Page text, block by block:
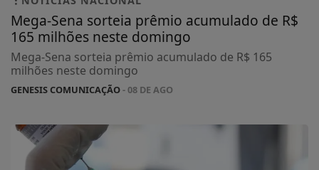
Mega-Sena sorteia prêmio acumulado de R$
165 milhões neste domingo
Mega-Sena sorteia prêmio acumulado de R$ 165
milhões neste domingo
GENESIS COMUNICAÇÃO- 08 DE AGO